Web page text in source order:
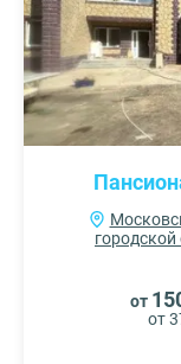
от
от